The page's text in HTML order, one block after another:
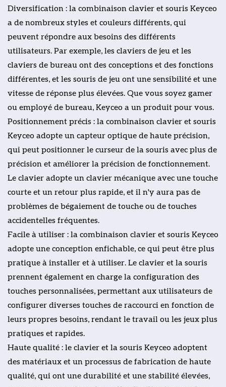
Diversification : la combinaison clavier et souris Keyceo
a de nombreux styles et couleurs différents, qui
peuvent répondre aux besoins des différents
utilisateurs. Par exemple, les claviers de jeu et les
claviers de bureau ont des conceptions et des fonctions
différentes, et les souris de jeu ont une sensibilité et une
vitesse de réponse plus élevées. Que vous soyez gamer
ou employé de bureau, Keyceo a un produit pour vous.
Positionnement précis : la combinaison clavier et souris
Keyceo adopte un capteur optique de haute précision,
qui peut positionner le curseur de la souris avec plus de
précision et améliorer la précision de fonctionnement.
Le clavier adopte un clavier mécanique avec une touche
courte et un retour plus rapide, et il n'y aura pas de
problèmes de bégaiement de touche ou de touches
accidentelles fréquentes.
Facile à utiliser : la combinaison clavier et souris Keyceo
adopte une conception enfichable, ce qui peut être plus
pratique à installer et à utiliser. Le clavier et la souris
prennent également en charge la configuration des
touches personnalisées, permettant aux utilisateurs de
configurer diverses touches de raccourci en fonction de
leurs propres besoins, rendant le travail ou les jeux plus
pratiques et rapides.
Haute qualité : le clavier et la souris Keyceo adoptent
des matériaux et un processus de fabrication de haute
qualité, qui ont une durabilité et une stabilité élevées,